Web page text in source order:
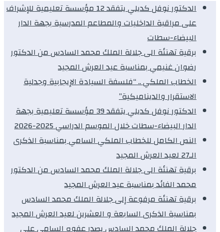
الدكتور نوفل كديلي يتفقد 12 مؤسسة تعليمية للإشراف
على مراقبة الداخليات والمطاعم المدرسية بجهة الدار
البيضاء-سطات
برقية تهنئة الى جلالة الملك محمد السادس من الدكتور
رضوان غنيمي بمناسبة عيد العرش المجيد
الخطاب الملكي .. “فلسفة السيادة الإيجابية وجدلية
الاستقرار والديناميكية”
الدكتور نوفل كديلي يتفقد 39 مؤسسة تعليمية بجهة
الدار البيضاء-سطات خلال الموسم الدراسي 2025-2026
النص الكامل للخطاب الملكي السامي بمناسبة الذكرى
الـ27 لعيد العرش المجيد
برقية تهنئة الى جلالة الملك محمد السادس من الدكتور
محمد الفائد بمناسبة عيد العرش المجيد
برقية تهنئة مرفوعة إلى جلالة الملك محمد السادس
بمناسبة الذكرى السابعة و العشرين لعيد العرش المجيد
جلالة الملك محمد السادس يصدر عفوه السامي على